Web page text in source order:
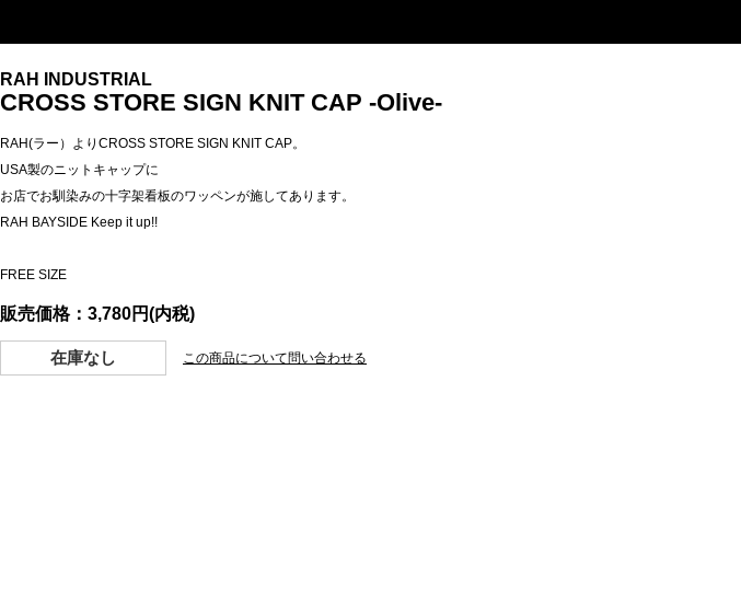
RAH INDUSTRIAL
CROSS STORE SIGN KNIT CAP -Olive-
RAH(ラー）よりCROSS STORE SIGN KNIT CAP。
USA製のニットキャップに
お店でお馴染みの十字架看板のワッペンが施してあります。
RAH BAYSIDE Keep it up!!
FREE SIZE
販売価格：3,780円(内税)
在庫なし この商品について問い合わせる